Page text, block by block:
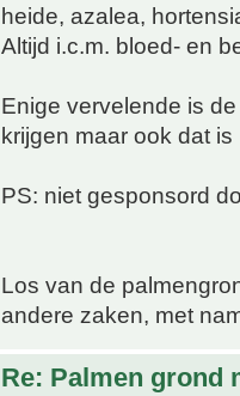
heide, azalea,
Altijd i.c.m. bloed- en
Enige vervelende is
krijgen maar ook dat
PS: niet gesponsord
Los van de
andere zaken, met
Re: Palmen grond